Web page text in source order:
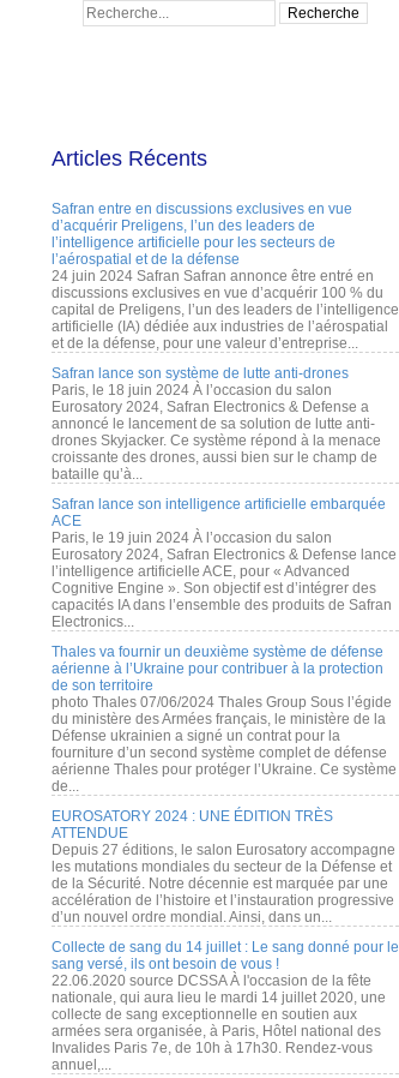
Articles Récents
Safran entre en discussions exclusives en vue
d’acquérir Preligens, l’un des leaders de
l’intelligence artificielle pour les secteurs de
l’aérospatial et de la défense
24 juin 2024 Safran Safran annonce être entré en
discussions exclusives en vue d’acquérir 100 % du
capital de Preligens, l’un des leaders de l’intelligence
artificielle (IA) dédiée aux industries de l’aérospatial
et de la défense, pour une valeur d’entreprise...
Safran lance son système de lutte anti-drones
Paris, le 18 juin 2024 À l’occasion du salon
Eurosatory 2024, Safran Electronics & Defense a
annoncé le lancement de sa solution de lutte anti-
drones Skyjacker. Ce système répond à la menace
croissante des drones, aussi bien sur le champ de
bataille qu’à...
Safran lance son intelligence artificielle embarquée
ACE
Paris, le 19 juin 2024 À l’occasion du salon
Eurosatory 2024, Safran Electronics & Defense lance
l’intelligence artificielle ACE, pour « Advanced
Cognitive Engine ». Son objectif est d’intégrer des
capacités IA dans l’ensemble des produits de Safran
Electronics...
Thales va fournir un deuxième système de défense
aérienne à l’Ukraine pour contribuer à la protection
de son territoire
photo Thales 07/06/2024 Thales Group Sous l’égide
du ministère des Armées français, le ministère de la
Défense ukrainien a signé un contrat pour la
fourniture d’un second système complet de défense
aérienne Thales pour protéger l’Ukraine. Ce système
de...
EUROSATORY 2024 : UNE ÉDITION TRÈS
ATTENDUE
Depuis 27 éditions, le salon Eurosatory accompagne
les mutations mondiales du secteur de la Défense et
de la Sécurité. Notre décennie est marquée par une
accélération de l’histoire et l’instauration progressive
d’un nouvel ordre mondial. Ainsi, dans un...
Collecte de sang du 14 juillet : Le sang donné pour le
sang versé, ils ont besoin de vous !
22.06.2020 source DCSSA À l'occasion de la fête
nationale, qui aura lieu le mardi 14 juillet 2020, une
collecte de sang exceptionnelle en soutien aux
armées sera organisée, à Paris, Hôtel national des
Invalides Paris 7e, de 10h à 17h30. Rendez-vous
annuel,...